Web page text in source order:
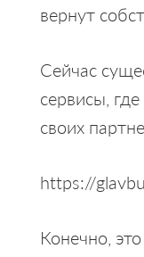
вернут
Сейчас
сервисы,
своих
https://
Конечно,